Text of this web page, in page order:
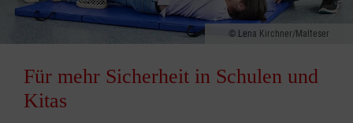
Lena Kirchner/Malteser
Für mehr Sicherheit in Schulen und
Kitas